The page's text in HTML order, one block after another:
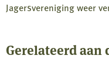
Jagersvereniging weer
Gerelateerd